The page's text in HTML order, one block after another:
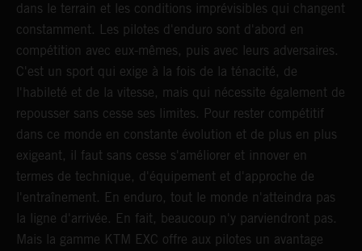
dans le terrain et les conditions imprévisibles qui changent
constamment. Les pilotes d'enduro sont d'abord en
compétition avec eux-mêmes, puis avec leurs adversaires.
C'est un sport qui exige à la fois de la ténacité, de
l'habileté et de la vitesse, mais qui nécessite également de
repousser sans cesse ses limites. Pour rester compétitif
dans ce monde en constante évolution et de plus en plus
exigeant, il faut sans cesse s'améliorer et innover en
termes de technique, d'équipement et d'approche de
l'entraînement. En enduro, tout le monde n'atteindra pas
la ligne d'arrivée. En fait, beaucoup n'y parviendront pas.
Mais la gamme KTM EXC offre aux pilotes un avantage